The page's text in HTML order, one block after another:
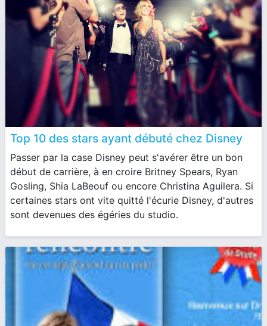
Top 10 des stars ayant débuté chez Disney
Passer par la case Disney peut s'avérer être un bon
début de carrière, à en croire Britney Spears, Ryan
Gosling, Shia LaBeouf ou encore Christina Aguilera. Si
certaines stars ont vite quitté l'écurie Disney, d'autres
sont devenues des égéries du studio.